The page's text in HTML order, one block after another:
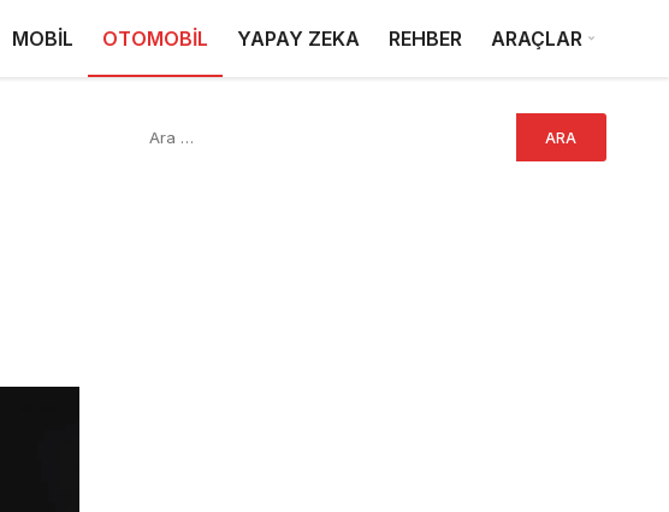
MOBİL OTOMOBİL YAPAY ZEKA REHBER ARAÇLAR